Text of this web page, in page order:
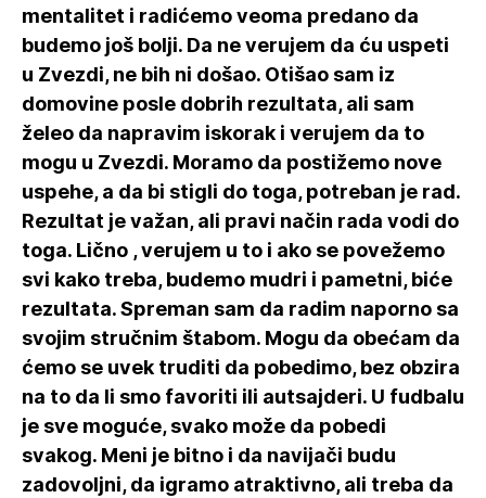
mentalitet i radićemo veoma predano da
budemo još bolji. Da ne verujem da ću uspeti
u Zvezdi, ne bih ni došao. Otišao sam iz
domovine posle dobrih rezultata, ali sam
želeo da napravim iskorak i verujem da to
mogu u Zvezdi. Moramo da postižemo nove
uspehe, a da bi stigli do toga, potreban je rad.
Rezultat je važan, ali pravi način rada vodi do
toga. Lično , verujem u to i ako se povežemo
svi kako treba, budemo mudri i pametni, biće
rezultata. Spreman sam da radim naporno sa
svojim stručnim štabom. Mogu da obećam da
ćemo se uvek truditi da pobedimo, bez obzira
na to da li smo favoriti ili autsajderi. U fudbalu
je sve moguće, svako može da pobedi
svakog. Meni je bitno i da navijači budu
zadovoljni, da igramo atraktivno, ali treba da